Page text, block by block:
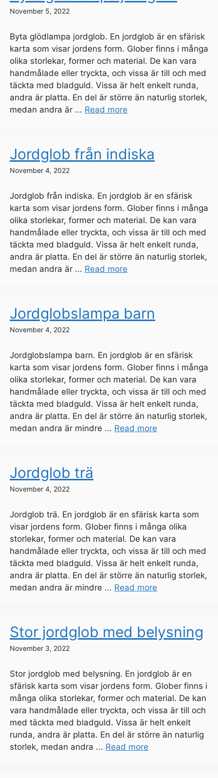
November 5, 2022
Byta glödlampa jordglob. En jordglob är en sfärisk
karta som visar jordens form. Glober finns i många
olika storlekar, former och material. De kan vara
handmålade eller tryckta, och vissa är till och med
täckta med bladguld. Vissa är helt enkelt runda,
andra är platta. En del är större än naturlig storlek,
medan andra är ... Read more
Jordglob från indiska
November 4, 2022
Jordglob från indiska. En jordglob är en sfärisk
karta som visar jordens form. Glober finns i många
olika storlekar, former och material. De kan vara
handmålade eller tryckta, och vissa är till och med
täckta med bladguld. Vissa är helt enkelt runda,
andra är platta. En del är större än naturlig storlek,
medan andra är ... Read more
Jordglobslampa barn
November 4, 2022
Jordglobslampa barn. En jordglob är en sfärisk
karta som visar jordens form. Glober finns i många
olika storlekar, former och material. De kan vara
handmålade eller tryckta, och vissa är till och med
täckta med bladguld. Vissa är helt enkelt runda,
andra är platta. En del är större än naturlig storlek,
medan andra är mindre ... Read more
Jordglob trä
November 4, 2022
Jordglob trä. En jordglob är en sfärisk karta som
visar jordens form. Glober finns i många olika
storlekar, former och material. De kan vara
handmålade eller tryckta, och vissa är till och med
täckta med bladguld. Vissa är helt enkelt runda,
andra är platta. En del är större än naturlig storlek,
medan andra är mindre ... Read more
Stor jordglob med belysning
November 3, 2022
Stor jordglob med belysning. En jordglob är en
sfärisk karta som visar jordens form. Glober finns i
många olika storlekar, former och material. De kan
vara handmålade eller tryckta, och vissa är till och
med täckta med bladguld. Vissa är helt enkelt
runda, andra är platta. En del är större än naturlig
storlek, medan andra ... Read more